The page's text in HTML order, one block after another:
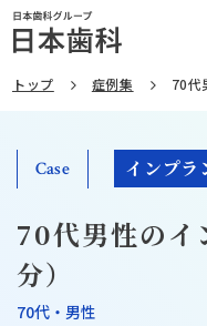
トップ 症例集 70代
Case インプラ
70代男性のイ
分）
70代・男性